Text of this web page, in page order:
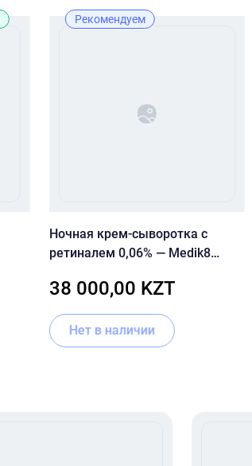
Рекомендуем
Ночная крем-сыворотка с
ретиналем 0,06% — Medik8
38 000,00 KZT
Нет в наличии